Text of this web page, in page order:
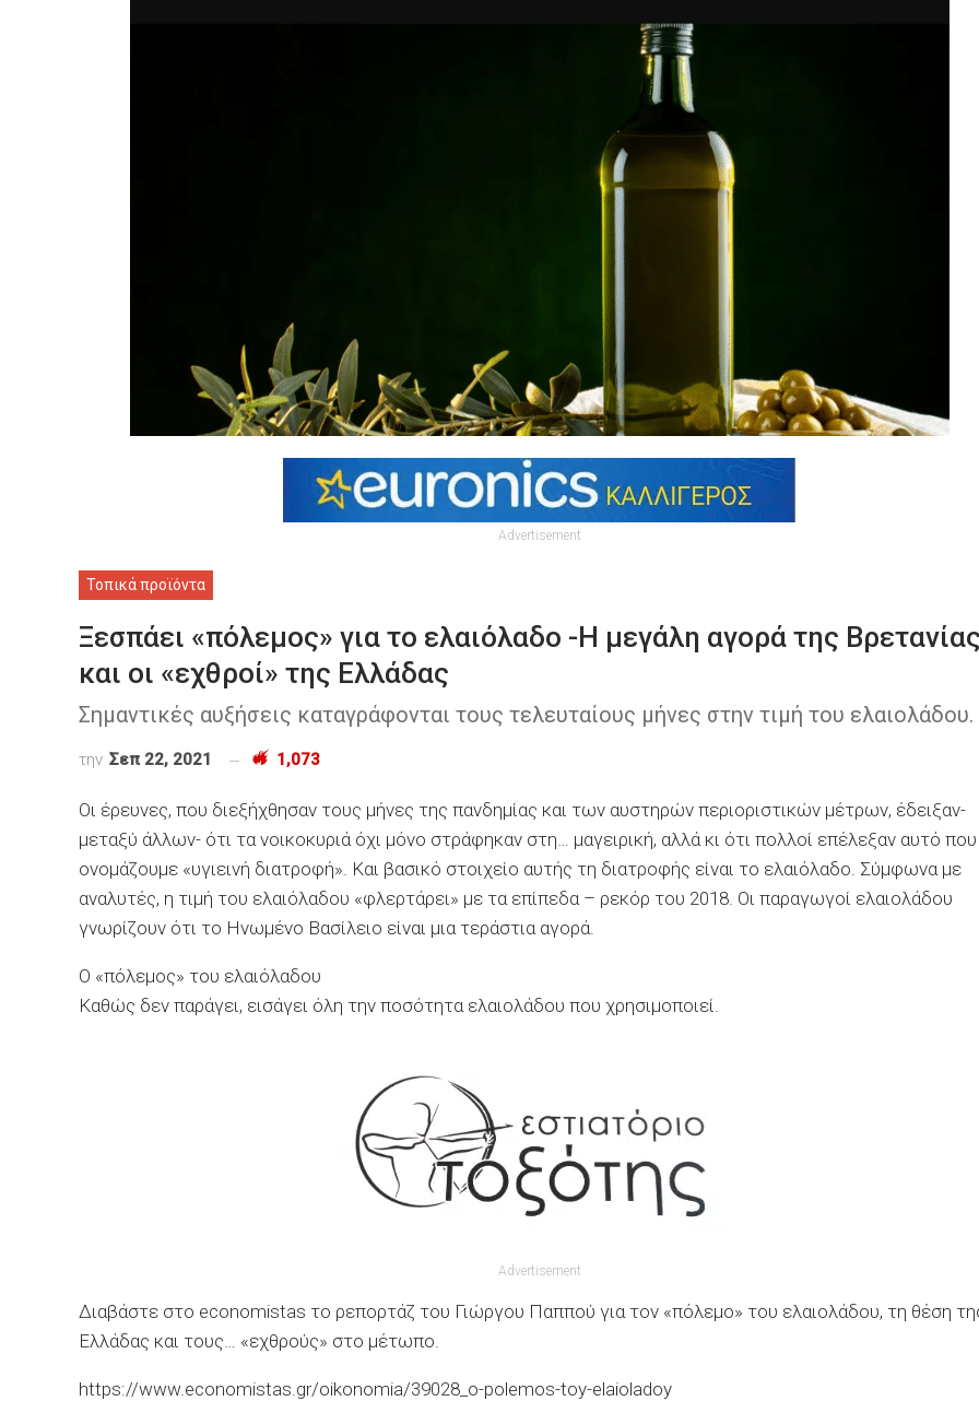
Advertisement
Τοπικά προϊόντα
Ξεσπάει «πόλεμος» για το ελαιόλαδο -Η μεγάλη αγορά της
και οι «εχθροί» της Ελλάδας
Σημαντικές αυξήσεις καταγράφονται τους τελευταίους μήνες στην τιμή του ελαιολάδου.
την Σεπ 22, 2021 1,073
Οι έρευνες, που διεξήχθησαν τους μήνες της πανδημίας και των αυστηρών περιοριστικών μέτρων, έδειξαν-
μεταξύ άλλων- ότι τα νοικοκυριά όχι μόνο στράφηκαν στη… μαγειρική, αλλά κι ότι πολλοί επέλεξαν αυτό που
ονομάζουμε «υγιεινή διατροφή». Και βασικό στοιχείο αυτής τη διατροφής είναι το ελαιόλαδο. Σύμφωνα με
αναλυτές, η τιμή του ελαιόλαδου «φλερτάρει» με τα επίπεδα – ρεκόρ του 2018. Οι παραγωγοί ελαιολάδου
γνωρίζουν ότι το Ηνωμένο Βασίλειο είναι μια τεράστια αγορά.
Ο «πόλεμος» του ελαιόλαδου
Καθώς δεν παράγει, εισάγει όλη την ποσότητα ελαιολάδου που χρησιμοποιεί.
Advertisement
Διαβάστε στο economistas το ρεπορτάζ του Γιώργου Παππού για τον «πόλεμο» του ελαιολάδου, τη θέση
Ελλάδας και τους… «εχθρούς» στο μέτωπο.
https://www.economistas.gr/oikonomia/39028_o-polemos-toy-elaioladoy